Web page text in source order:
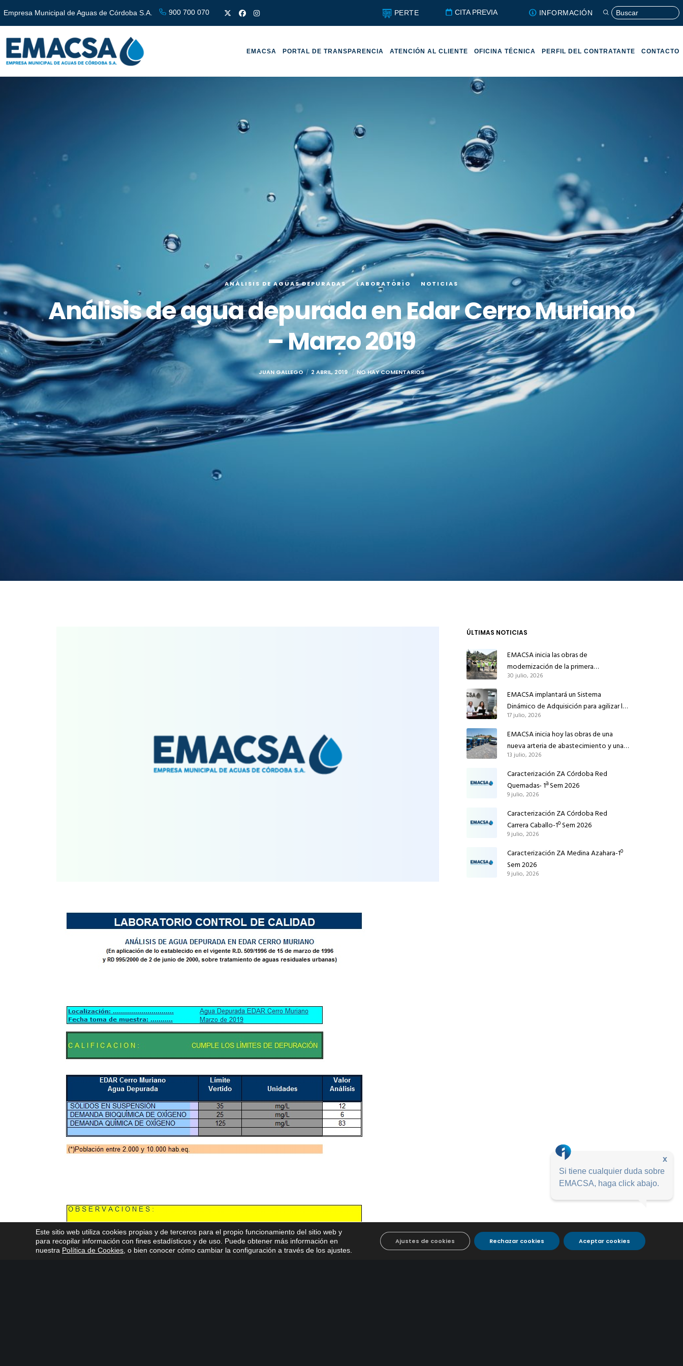
Empresa Municipal de Aguas de Córdoba S.A. 900 700 070 PERTE CITA PREVIA INFORMACIÓN
EMACSA PORTAL DE TRANSPARENCIA ATENCIÓN AL CLIENTE OFICINA TÉCNICA PERFIL DEL CONTRATANTE CONTACTO
ANÁLISIS DE AGUAS DEPURADAS LABORATORIO NOTICIAS
Análisis de agua depurada en Edar Cerro Muriano
– Marzo 2019
JUAN GALLEGO 2 ABRIL, 2019 NO HAY COMENTARIOS
ÚLTIMAS NOTICIAS
EMACSA inicia las obras de
modernización de la primera
conducción de abastecimiento para
reforzar el suministro de agua de
Córdoba
30 julio, 2026
EMACSA implantará un Sistema
Dinámico de Adquisición para agilizar la
contratación de obras en sus redes e
instalaciones
17 julio, 2026
EMACSA inicia hoy las obras de una
nueva arteria de abastecimiento y una
red de agua no potable en Ingeniero
Ruiz de Azúa
13 julio, 2026
Caracterización ZA Córdoba Red
Quemadas- 1ª Sem 2026
9 julio, 2026
Caracterización ZA Córdoba Red
Carrera Caballo-1º Sem 2026
9 julio, 2026
Caracterización ZA Medina Azahara-1º
Sem 2026
9 julio, 2026
Este sitio web utiliza cookies propias y de terceros para el propio funcionamiento del sitio web y
para recopilar información con fines estadísticos y de uso. Puede obtener más información en
nuestra Política de Cookies , o bien conocer cómo cambiar la configuración a través de los ajustes
Aceptar cookies
Rechazar cookies
Ajustes de cookies
x
Si tiene cualquier duda sobre
EMACSA, haga click abajo.